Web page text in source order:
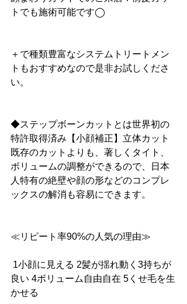
トでも施術可能です◯
＋で種類豊富なシステムトリートメン
トもおすすめなので是非お試しくださ
い。
◆ステップボーンカットとは世界初の
特許取得済み【小顔補正】立体カット
既存のカットよりも、著しくタイト、
ボリュームの調整ができるので、日本
人特有の絶壁や顔の形などのコンプレ
ックスの解消も容易にできます。
≪リピート率90%の人気の理由≫
1小顔に見える 2髪が揺れ動く3持ちが
良い 4ボリューム自由自在 5くせ毛を生
かせる